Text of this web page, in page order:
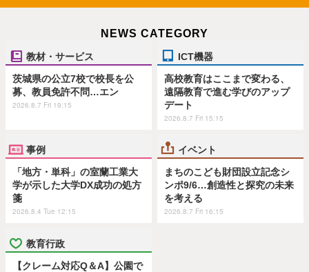
NEWS CATEGORY
教材・サービス
茨城県の公立7校で校長を公
募、教員免許不問…エン
2026.8.7 Fri 19:15
ICT機器
高校教育はここまで変わる、
遠隔教育で進む学びのアップ
デート
2026.8.7 Fri 15:15
事例
「地方・単科」の室蘭工業大
学が示した大学DX成功の処方
箋
2026.8.4 Tue 12:15
イベント
まちのこども財団設立記念シ
ンポ9/6…創造性と探究の未来
を考える
2026.8.7 Fri 16:15
教育行政
【クレーム対応Q＆A】公園で